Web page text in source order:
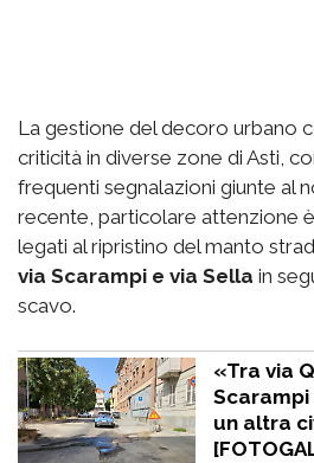
La gestione del decoro urbano
criticità in diverse zone di Asti,
frequenti segnalazioni giunte al
recente, particolare attenzione
legati al ripristino del manto
via Scarampi e via Sella in
scavo.
«Tra via
Scarampi
un altra